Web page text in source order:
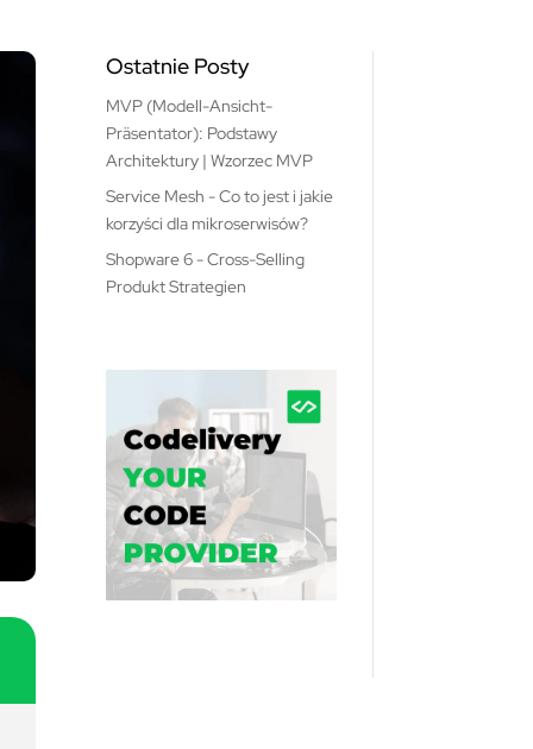
Ostatnie Posty
MVP (Modell-Ansicht-
Präsentator): Podstawy
Architektury | Wzorzec MVP
Service Mesh - Co to jest i jakie
korzyści dla mikroserwisów?
Shopware 6 - Cross-Selling
Produkt Strategien